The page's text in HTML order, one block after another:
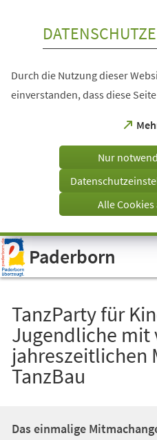
Visuelle
Assistenzsoftware
öffnen.
Durch die Nutzung dieser
einverstanden, dass diese
(Öffnet
einem
Tab)
Nur
Alle
Paderborn
TanzParty für
Jugendliche mit
jahreszeitlichen
TanzBau
Das einmalige